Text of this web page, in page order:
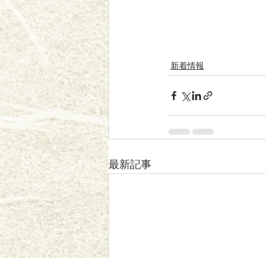
新着情報
最新記事